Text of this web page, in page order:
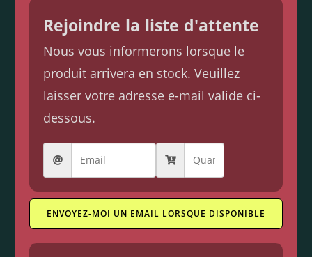
Rejoindre la liste d'attente
Nous vous informerons lorsque le
produit arrivera en stock. Veuillez
laisser votre adresse e-mail valide ci-
dessous.
ENVOYEZ-MOI UN EMAIL LORSQUE DISPONIBLE